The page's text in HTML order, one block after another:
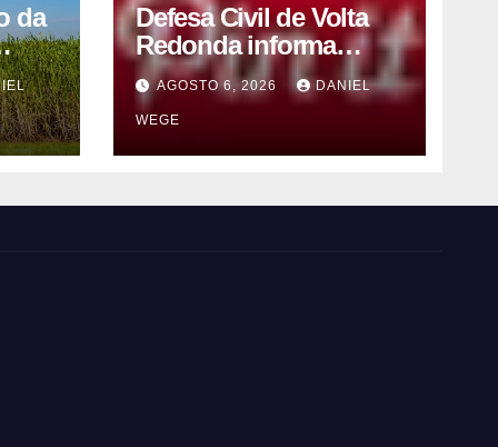
da
e 2ª
Defesa Civil de Volta
Redonda informa
sobre atos seguros por
conta de efeitos
meteorológicos
previstos até domingo
AGOSTO 6, 2026 DANIEL
WEGE